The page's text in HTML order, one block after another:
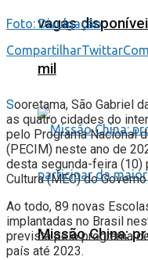
vagas
mil
Missão China:
Foto: Divulgação
CompartilharTwittar
Sooretama, São Gabriel
as quatro cidades do
pelo Programa Nacional
(PECIM) neste ano de
desta segunda-feira (10)
Cultura (MEC) do
Ao todo, 89 novas
implantadas no Brasil
prevista pelo programa
país até 2023.